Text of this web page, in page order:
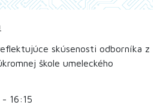
skúsenosti odborníka z
škole umeleckého
- 16:15